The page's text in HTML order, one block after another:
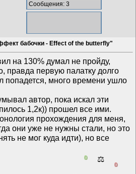
Сообщения: 3
бабочки - Effect of the butterfly"
на 130% думал не пройду,
правда первую палатку долго
попадется, много времени ушло
автор, пока искал эти
1,2к)) прошел все ими.
прохождения для меня,
они уже не нужны стали, но это
не мог куда идти), но все
0 ⚖️
0